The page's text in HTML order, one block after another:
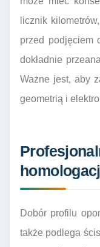
licznik
przed podjęciem
dokładnie
Ważne jest, aby
geometrią i
Dobór profilu
także podlega